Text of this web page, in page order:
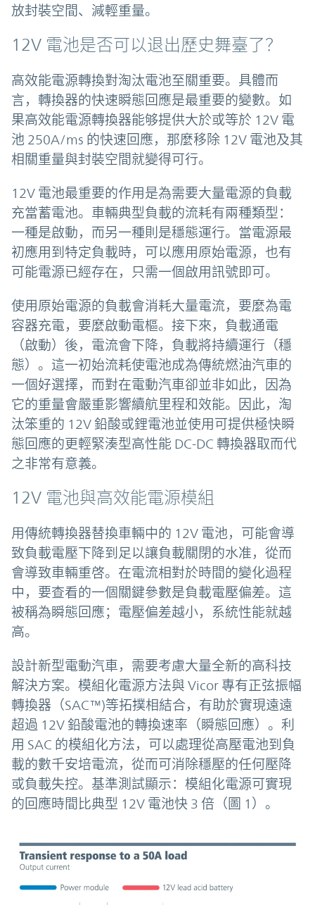
放封裝空間、減輕重量。
12V 電池是否可以退出歷史舞臺了？
高效能電源轉換對淘汰電池至關重要。具體而
言，轉換器的快速瞬態回應是最重要的變數。如
果高效能電源轉換器能够提供大於或等於 12V 電
池 250A/ms 的快速回應，那麼移除 12V 電池及其
相關重量與封裝空間就變得可行。
12V 電池最重要的作用是為需要大量電源的負載
充當蓄電池。車輛典型負載的流耗有兩種類型：
一種是啟動，而另一種則是穩態運行。當電源最
初應用到特定負載時，可以應用原始電源，也有
可能電源已經存在，只需一個啟用訊號即可。
使用原始電源的負載會消耗大量電流，要麼為電
容器充電，要麼啟動電樞。接下來，負載通電
（啟動）後，電流會下降，負載將持續運行（穩
態）。這一初始流耗使電池成為傳統燃油汽車的
一個好選擇，而對在電動汽車卻並非如此，因為
它的重量會嚴重影響續航里程和效能。因此，淘
汰笨重的 12V 鉛酸或鋰電池並使用可提供極快瞬
態回應的更輕緊湊型高性能 DC-DC 轉換器取而代
之非常有意義。
12V 電池與高效能電源模組
用傳統轉換器替換車輛中的 12V 電池，可能會導
致負載電壓下降到足以讓負載關閉的水准，從而
會導致車輛重啓。在電流相對於時間的變化過程
中，要查看的一個關鍵參數是負載電壓偏差。這
被稱為瞬態回應；電壓偏差越小，系統性能就越
高。
設計新型電動汽車，需要考慮大量全新的高科技
解決方案。模組化電源方法與 Vicor 專有正弦振幅
轉換器（SAC™)等拓撲相結合，有助於實現遠遠
超過 12V 鉛酸電池的轉換速率（瞬態回應）。利
用 SAC 的模組化方法，可以處理從高壓電池到負
載的數千安培電流，從而可消除穩壓的任何壓降
或負載失控。基準測試顯示：模組化電源可實現
的回應時間比典型 12V 電池快 3 倍（圖 1）。